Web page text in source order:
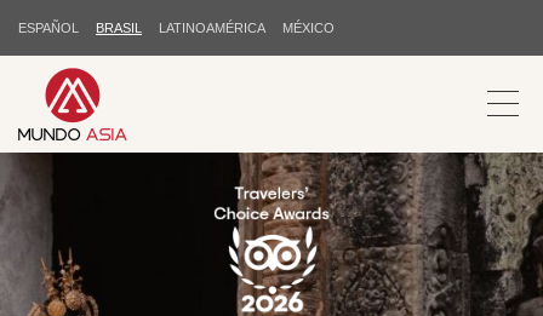
ESPAÑOL BRASIL LATINOAMÉRICA MÉXICO